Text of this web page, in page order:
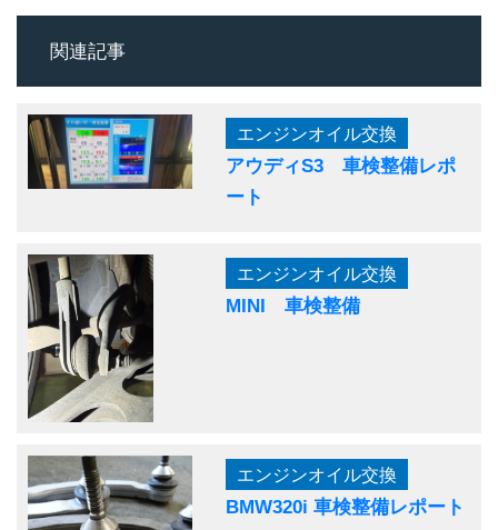
関連記事
エンジンオイル交換
アウディS3 車検整備レポ
ート
エンジンオイル交換
MINI 車検整備
エンジンオイル交換
BMW320i 車検整備レポート